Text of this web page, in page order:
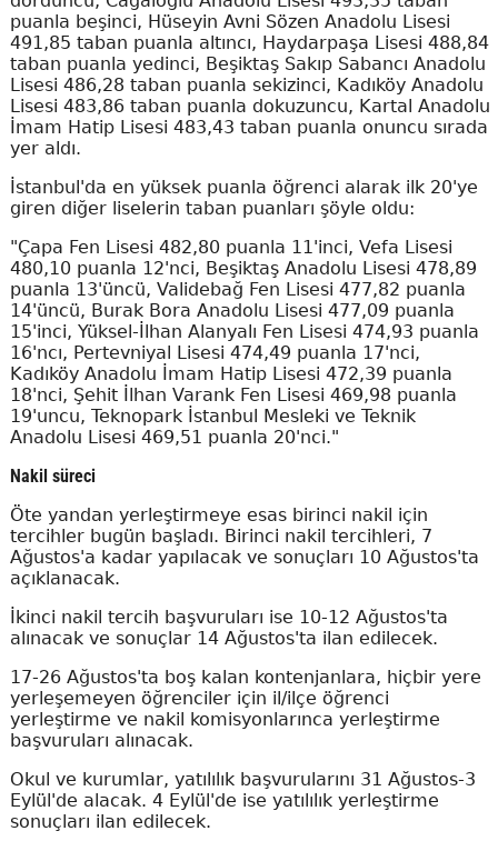
puanla beşinci, Hüseyin Avni Sözen Anadolu Lisesi
491,85 taban puanla altıncı, Haydarpaşa Lisesi 488,84
taban puanla yedinci, Beşiktaş Sakıp Sabancı Anadolu
Lisesi 486,28 taban puanla sekizinci, Kadıköy Anadolu
Lisesi 483,86 taban puanla dokuzuncu, Kartal Anadolu
İmam Hatip Lisesi 483,43 taban puanla onuncu sırada
yer aldı.
İstanbul'da en yüksek puanla öğrenci alarak ilk 20'ye
giren diğer liselerin taban puanları şöyle oldu:
"Çapa Fen Lisesi 482,80 puanla 11'inci, Vefa Lisesi
480,10 puanla 12'nci, Beşiktaş Anadolu Lisesi 478,89
puanla 13'üncü, Validebağ Fen Lisesi 477,82 puanla
14'üncü, Burak Bora Anadolu Lisesi 477,09 puanla
15'inci, Yüksel-İlhan Alanyalı Fen Lisesi 474,93 puanla
16'ncı, Pertevniyal Lisesi 474,49 puanla 17'nci,
Kadıköy Anadolu İmam Hatip Lisesi 472,39 puanla
18'nci, Şehit İlhan Varank Fen Lisesi 469,98 puanla
19'uncu, Teknopark İstanbul Mesleki ve Teknik
Anadolu Lisesi 469,51 puanla 20'nci."
Nakil süreci
Öte yandan yerleştirmeye esas birinci nakil için
tercihler bugün başladı. Birinci nakil tercihleri, 7
Ağustos'a kadar yapılacak ve sonuçları 10 Ağustos'ta
açıklanacak.
İkinci nakil tercih başvuruları ise 10-12 Ağustos'ta
alınacak ve sonuçlar 14 Ağustos'ta ilan edilecek.
17-26 Ağustos'ta boş kalan kontenjanlara, hiçbir yere
yerleşemeyen öğrenciler için il/ilçe öğrenci
yerleştirme ve nakil komisyonlarınca yerleştirme
başvuruları alınacak.
Okul ve kurumlar, yatılılık başvurularını 31 Ağustos-3
Eylül'de alacak. 4 Eylül'de ise yatılılık yerleştirme
sonuçları ilan edilecek.